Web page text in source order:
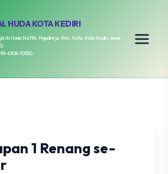
HUDA KOTA KEDIRI
Al Huda No.196, Ngadirejo, Kec. Kota, Kota Kediri, Jawa
6306-70550
1 Renang se-